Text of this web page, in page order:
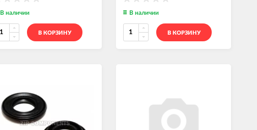
В наличии
В КОРЗИНУ
В наличии
В КОРЗИНУ